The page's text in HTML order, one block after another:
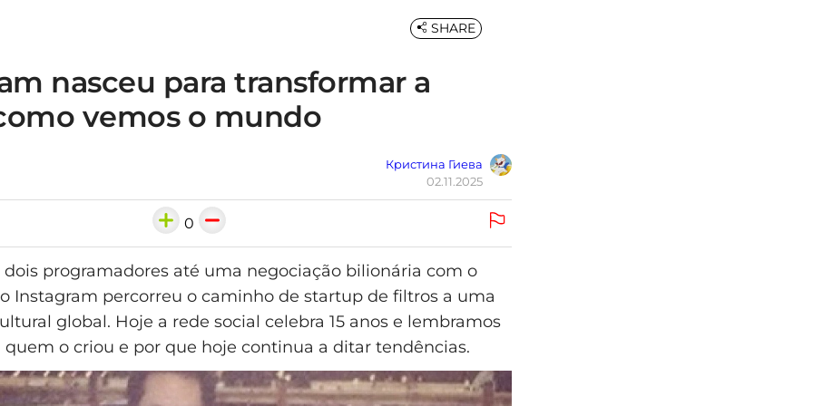
nasceu para transformar a
vemos o mundo
Кристина Гиева
02.11.2025
SHARE
0
programadores até uma negociação bilionária com o
Instagram percorreu o caminho de startup de filtros a uma
global. Hoje a rede social celebra 15 anos e lembramos
quem o criou e por que hoje continua a ditar tendências.